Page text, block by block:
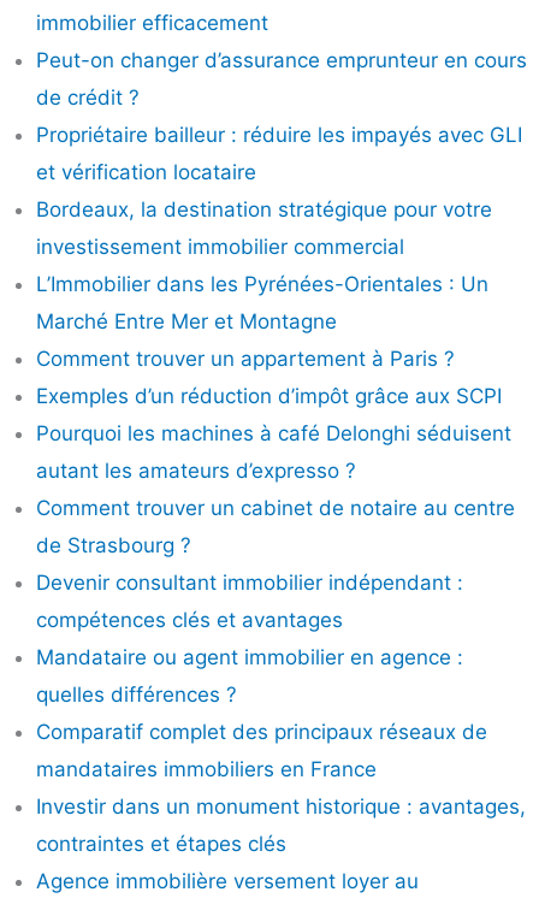
immobilier efficacement
Peut-on changer d’assurance emprunteur en cours
de crédit ?
Propriétaire bailleur : réduire les impayés avec GLI
et vérification locataire
Bordeaux, la destination stratégique pour votre
investissement immobilier commercial
L’Immobilier dans les Pyrénées-Orientales : Un
Marché Entre Mer et Montagne
Comment trouver un appartement à Paris ?
Exemples d’un réduction d’impôt grâce aux SCPI
Pourquoi les machines à café Delonghi séduisent
autant les amateurs d’expresso ?
Comment trouver un cabinet de notaire au centre
de Strasbourg ?
Devenir consultant immobilier indépendant :
compétences clés et avantages
Mandataire ou agent immobilier en agence :
quelles différences ?
Comparatif complet des principaux réseaux de
mandataires immobiliers en France
Investir dans un monument historique : avantages,
contraintes et étapes clés
Agence immobilière versement loyer au